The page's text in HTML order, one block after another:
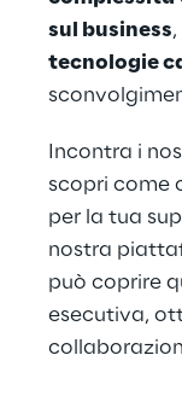
sul business
tecnologie
Incontra i
scopri come
per la tua
nostra
può coprire
esecutiva,